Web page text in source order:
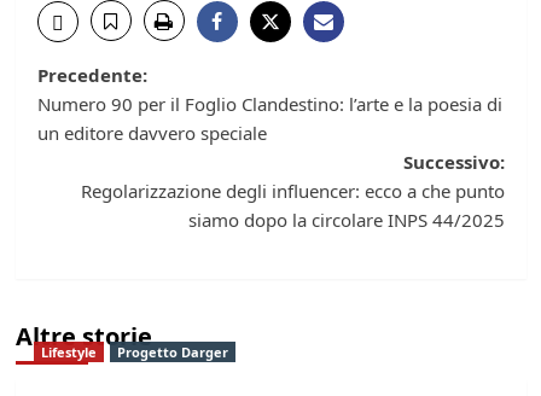
Navigazione
articolo
Precedente:
Numero 90 per il Foglio Clandestino: l’arte e la poesia di
un editore davvero speciale
Successivo:
Regolarizzazione degli influencer: ecco a che punto
siamo dopo la circolare INPS 44/2025
Altre storie
Lifestyle Progetto Darger